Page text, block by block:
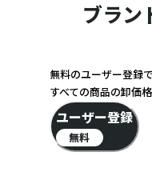
ブラン
無料のユーザー登録で
すべての商品の卸価
ユーザー登録
無料